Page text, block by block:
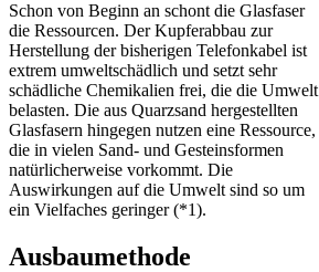
Schon von Beginn an schont die Glasfaser
die Ressourcen. Der Kupferabbau zur
Herstellung der bisherigen Telefonkabel ist
extrem umweltschädlich und setzt sehr
schädliche Chemikalien frei, die die Umwelt
belasten. Die aus Quarzsand hergestellten
Glasfasern hingegen nutzen eine Ressource,
die in vielen Sand- und Gesteinsformen
natürlicherweise vorkommt. Die
Auswirkungen auf die Umwelt sind so um
ein Vielfaches geringer (*1).
Ausbaumethode